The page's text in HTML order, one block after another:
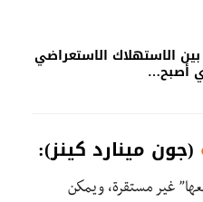
الاستهلاك الاستعراضي
أصبح…
(جون مينارد كينز):
” غير مستقرة، ويمكن